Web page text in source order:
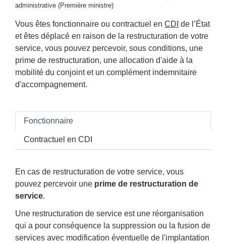
administrative (Première ministre)
Vous êtes fonctionnaire ou contractuel en CDI de l’État
et êtes déplacé en raison de la restructuration de votre
service, vous pouvez percevoir, sous conditions, une
prime de restructuration, une allocation d'aide à la
mobilité du conjoint et un complément indemnitaire
d'accompagnement.
Fonctionnaire
Contractuel en CDI
En cas de restructuration de votre service, vous
pouvez percevoir une prime de restructuration de
service.
Une restructuration de service est une réorganisation
qui a pour conséquence la suppression ou la fusion de
services avec modification éventuelle de l'implantation